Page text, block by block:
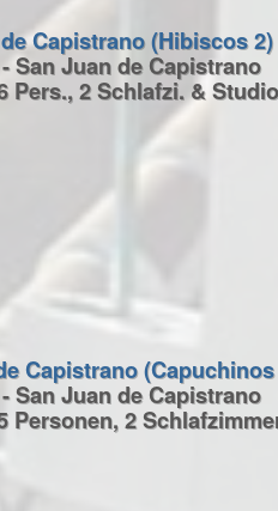
Capistrano (Hibiscos 2)
San Juan de Capistrano
Pers., 2 Schlafzi. & Studio
Capistrano
San Juan de Capistrano
Personen, 2